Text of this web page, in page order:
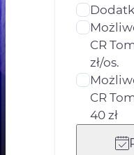
CR
zł/os.
CR
40 zł